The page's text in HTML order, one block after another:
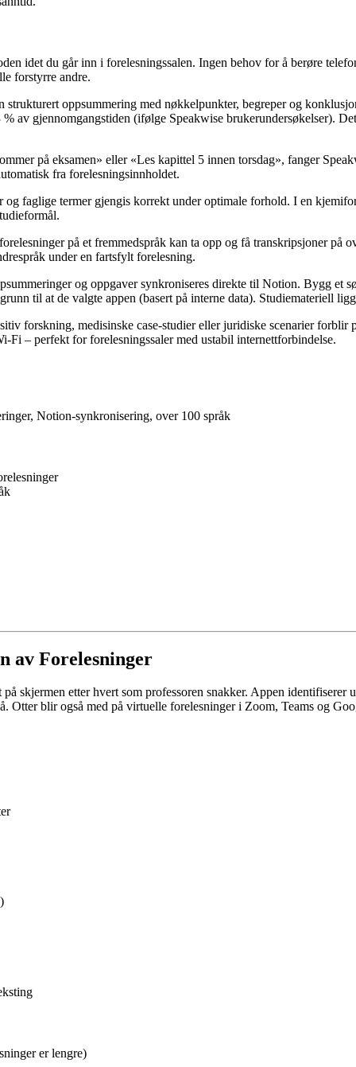
idet du går inn i forelesningssalen. Ingen behov for å berøre
forstyrre andre.
strukturert oppsummering med nøkkelpunkter, begreper og
av gjennomgangstiden (ifølge Speakwise brukerundersøkelser).
på eksamen» eller «Les kapittel 5 innen torsdag», fanger
fra forelesningsinnholdet.
og faglige termer gjengis korrekt under optimale forhold. I en
på et fremmedspråk kan ta opp og få transkripsjoner
under en fartsfylt forelesning.
og oppgaver synkroniseres direkte til Notion. Bygg et
til at de valgte appen (basert på interne data). Studiemateriell
forskning, medisinske case-studier eller juridiske scenarier
Fi – perfekt for forelesningssaler med ustabil internettforbindelse.
Notion-synkronisering, over 100 språk
av Forelesninger
skjermen etter hvert som professoren snakker. Appen identifiserer
Otter blir også med på virtuelle forelesninger i Zoom, Teams og
er lengre)